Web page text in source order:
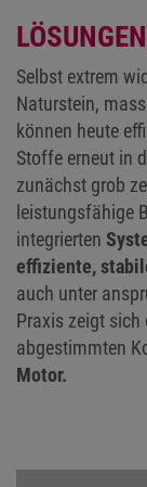
Selbst extrem
Naturstein,
können heute
Stoffe erneut in
zunächst grob
leistungsfähige
integrierten
effiziente,
auch unter
Praxis zeigt
abgestimmten
Motor.